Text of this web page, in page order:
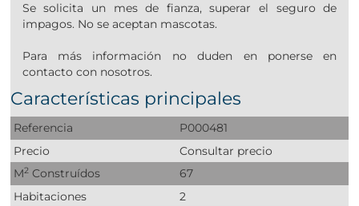
Se solicita un mes de fianza, superar el seguro de
impagos. No se aceptan mascotas.
Para más información no duden en ponerse en
contacto con nosotros.
Características principales
Referencia
P000481
Precio
Consultar precio
M2 Construídos
67
Habitaciones
2